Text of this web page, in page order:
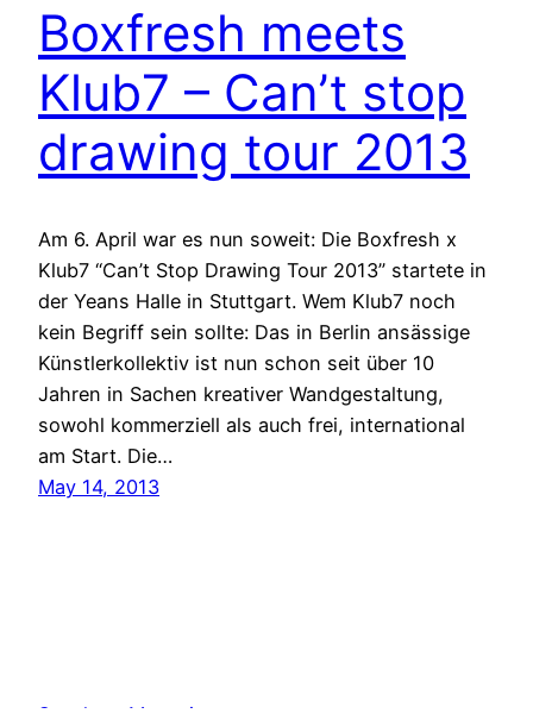
Boxfresh meets
Klub7 – Can’t stop
drawing tour 2013
Am 6. April war es nun soweit: Die Boxfresh x
Klub7 “Can’t Stop Drawing Tour 2013” startete in
der Yeans Halle in Stuttgart. Wem Klub7 noch
kein Begriff sein sollte: Das in Berlin ansässige
Künstlerkollektiv ist nun schon seit über 10
Jahren in Sachen kreativer Wandgestaltung,
sowohl kommerziell als auch frei, international
am Start. Die…
May 14, 2013
Sneakers Magazine